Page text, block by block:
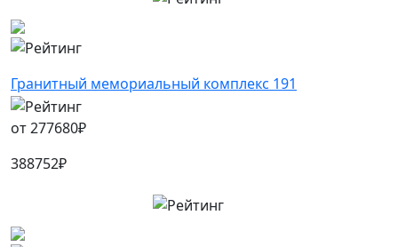
Гранитный мемориальный комплекс 191
от277680₽
388752₽